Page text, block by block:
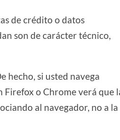
de crédito o datos
son de carácter técnico,
hecho, si usted navega
o Chrome verá que
al navegador, no a la